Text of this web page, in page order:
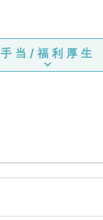
手当/福利厚生